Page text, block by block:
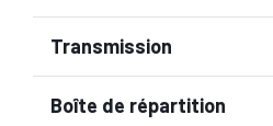
Transmission
Boîte de répartition